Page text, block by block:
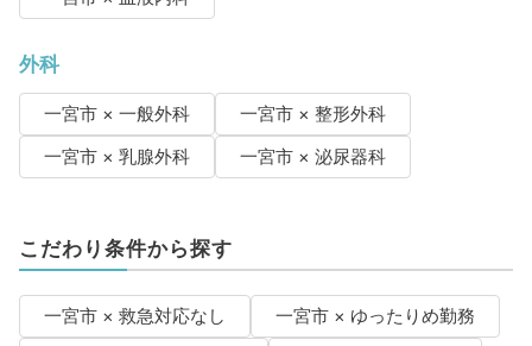
外科
一宮市 × 一般外科
一宮市 × 整形外科
一宮市 × 乳腺外科
一宮市 × 泌尿器科
こだわり条件から探す
一宮市 × 救急対応なし
一宮市 × ゆったりめ勤務